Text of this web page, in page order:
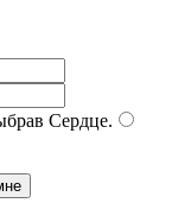
Сердце.